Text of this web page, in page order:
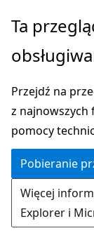
Przejdź
głównej
Ta
Przejdź na
z najnowszych
pomocy
Pobieranie
Więcej
Explorer i